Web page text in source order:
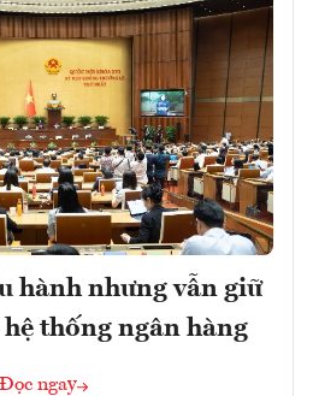
hành nhưng vẫn giữ
thống ngân hàng
Đọc ngay